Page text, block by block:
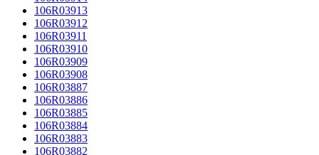
106R03913
106R03912
106R03911
106R03910
106R03909
106R03908
106R03887
106R03886
106R03885
106R03884
106R03883
106R03882